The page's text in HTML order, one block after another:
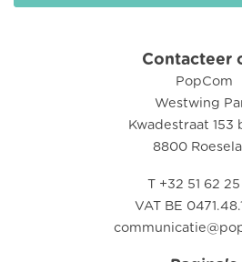
Contacteer
PopCom
Westwing
Kwadestraat 153
8800
T +32 51 62
VAT BE